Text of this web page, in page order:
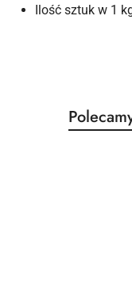
Ilość sztuk w 1
Pomiń karuzelę
Produkty
o